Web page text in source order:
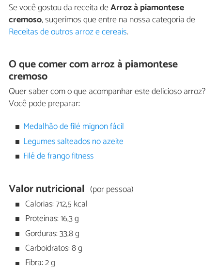
Se você gostou da receita deArroz à piamontese
cremoso, sugerimos que entre na nossa categoria de
Receitas de outros arroz e cereais.
O que comer com arroz à piamontese
cremoso
Quer saber com o que acompanhar este delicioso arroz?
Você pode preparar:
Medalhão de filé mignon fácil
Legumes salteados no azeite
Filé de frango fitness
Valor nutricional (por pessoa)
Calorias: 712,5 kcal
Proteínas: 16,3 g
Gorduras: 33,8 g
Carboidratos: 8 g
Fibra: 2 g